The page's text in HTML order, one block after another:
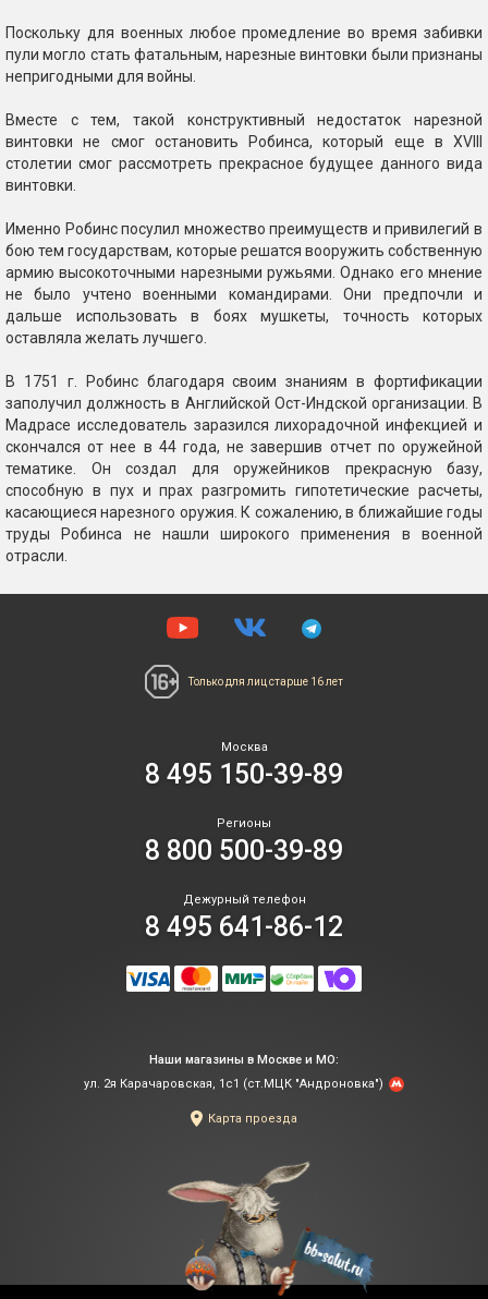
Поскольку для военных любое промедление во время забивки
пули могло стать фатальным, нарезные винтовки были признаны
непригодными для войны.
Вместе с тем, такой конструктивный недостаток нарезной
винтовки не смог остановить Робинса, который еще в XVIII
столетии смог рассмотреть прекрасное будущее данного вида
винтовки.
Именно Робинс посулил множество преимуществ и привилегий в
бою тем государствам, которые решатся вооружить собственную
армию высокоточными нарезными ружьями. Однако его мнение
не было учтено военными командирами. Они предпочли и
дальше использовать в боях мушкеты, точность которых
оставляла желать лучшего.
В 1751 г. Робинс благодаря своим знаниям в фортификации
заполучил должность в Английской Ост-Индской организации. В
Мадрасе исследователь заразился лихорадочной инфекцией и
скончался от нее в 44 года, не завершив отчет по оружейной
тематике. Он создал для оружейников прекрасную базу,
способную в пух и прах разгромить гипотетические расчеты,
касающиеся нарезного оружия. К сожалению, в ближайшие годы
труды Робинса не нашли широкого применения в военной
отрасли.
Только для лицстарше 16 лет
Москва
8 495 150-39-89
Регионы
8 800 500-39-89
Дежурный телефон
8 495 641-86-12
Наши магазины в Москве и МО:
ул. 2я Карачаровская, 1с1 (ст.МЦК "Андроновка")
Карта проезда